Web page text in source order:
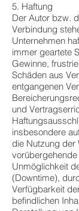
5. Haftung
Der Autor bzw.
Verbindung
Unternehmen
immer geartete
Gewinne,
Schäden aus
entgangenen
und
insbesondere
die Nutzung der
Unmöglichkeit
(Downtime),
Verfügbarkeit
befindlichen